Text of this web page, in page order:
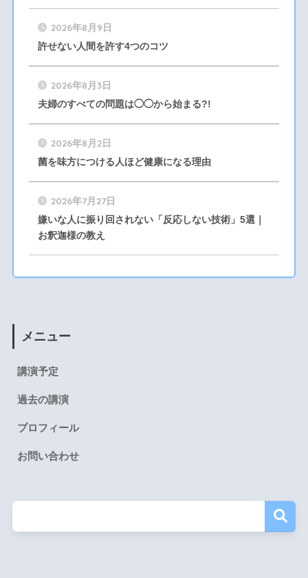
2026年8月9日
許せない人間を許す4つのコツ
2026年8月3日
夫婦のすべての問題は◯◯から始まる?!
2026年8月2日
菌を味方につける人ほど健康になる理由
2026年7月27日
嫌いな人に振り回されない「反応しない技術」5選｜
お釈迦様の教え
メニュー
講演予定
過去の講演
プロフィール
お問い合わせ